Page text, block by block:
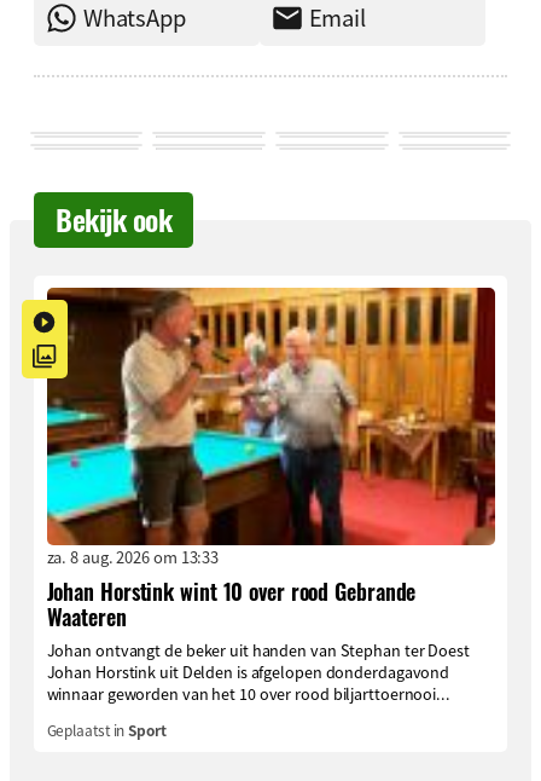
WhatsApp
Email
Bekijk ook
za. 8 aug. 2026 om 13:33
Johan Horstink wint 10 over rood Gebrande
Waateren
Johan ontvangt de beker uit handen van Stephan ter Doest
Johan Horstink uit Delden is afgelopen donderdagavond
winnaar geworden van het 10 over rood biljarttoernooi...
Geplaatst inSport